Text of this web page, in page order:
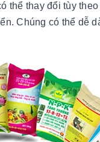
thể thay đổi tùy
Chúng có thể dễ